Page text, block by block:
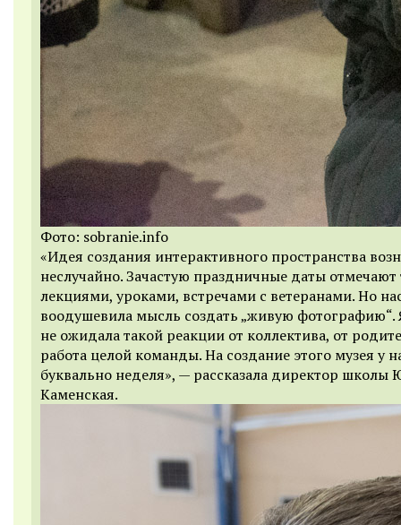
Фото: sobranie.info
«Идея создания интерактивного пространства
неслучайно. Зачастую праздничные даты отмечают
лекциями, уроками, встречами с ветеранами. Но
воодушевила мысль создать „живую фотографию“.
не ожидала такой реакции от коллектива, от
работа целой команды. На создание этого музея у
буквально неделя», — рассказала директор школы
Каменская.